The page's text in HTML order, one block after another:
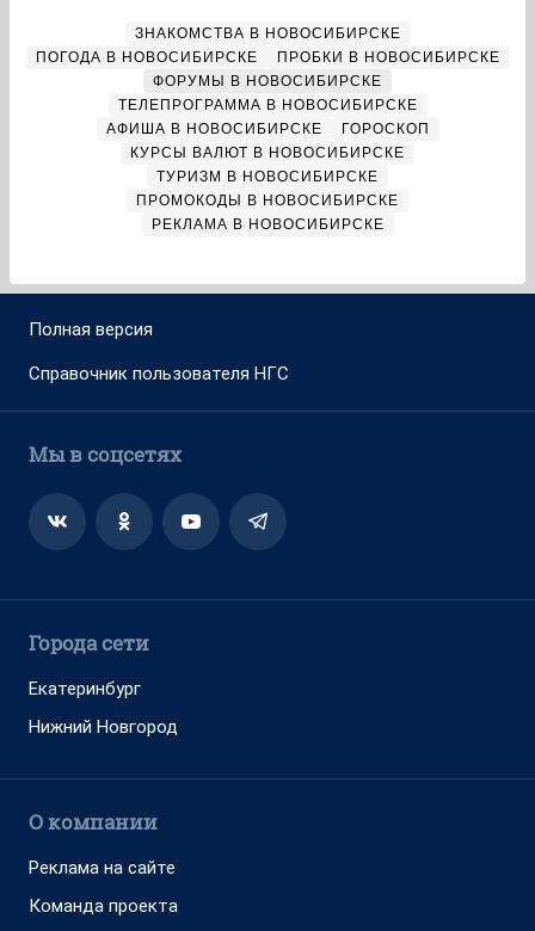
ЗНАКОМСТВА В НОВОСИБИРСКЕ
ПОГОДА В НОВОСИБИРСКЕ
ПРОБКИ В НОВОСИБИРСКЕ
ФОРУМЫ В НОВОСИБИРСКЕ
ТЕЛЕПРОГРАММА В НОВОСИБИРСКЕ
АФИША В НОВОСИБИРСКЕ
ГОРОСКОП
КУРСЫ ВАЛЮТ В НОВОСИБИРСКЕ
ТУРИЗМ В НОВОСИБИРСКЕ
ПРОМОКОДЫ В НОВОСИБИРСКЕ
РЕКЛАМА В НОВОСИБИРСКЕ
Полная версия
Справочник пользователя НГС
Мы в соцсетях
Города сети
Екатеринбург
Нижний Новгород
О компании
Реклама на сайте
Команда проекта